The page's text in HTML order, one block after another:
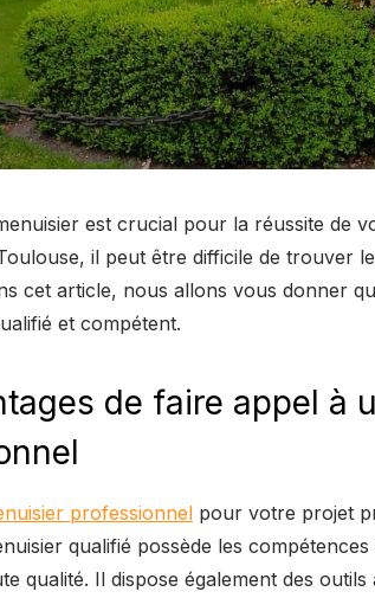
est crucial pour la réussite de
il peut être difficile de trouver
cet article, nous allons vous donner
et compétent.
de faire appel à
professionnel pour votre projet
qualifié possède les
qualité. Il dispose également des